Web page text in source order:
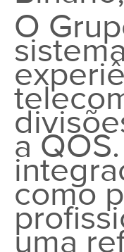
O
a
como
uma